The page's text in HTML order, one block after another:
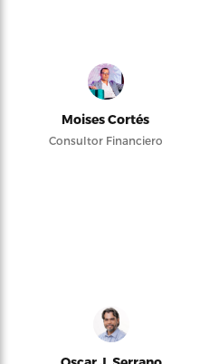
Moises Cortés
Consultor Financiero